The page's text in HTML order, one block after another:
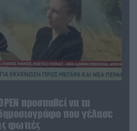
προσπαθεί να τα
που γέλασε
φωτιές